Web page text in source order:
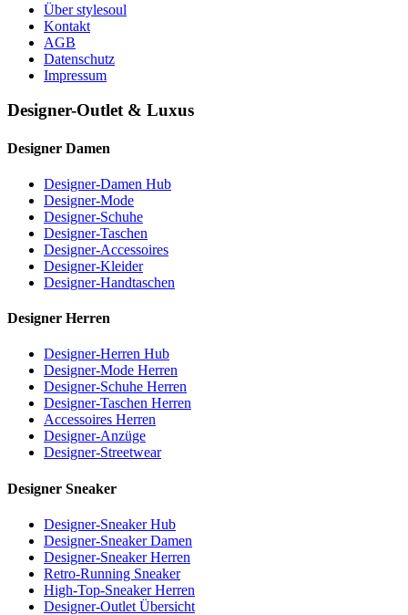
Über stylesoul
Kontakt
AGB
Datenschutz
Impressum
Designer-Outlet & Luxus
Designer Damen
Designer-Damen Hub
Designer-Mode
Designer-Schuhe
Designer-Taschen
Designer-Accessoires
Designer-Kleider
Designer-Handtaschen
Designer Herren
Designer-Herren Hub
Designer-Mode Herren
Designer-Schuhe Herren
Designer-Taschen Herren
Accessoires Herren
Designer-Anzüge
Designer-Streetwear
Designer Sneaker
Designer-Sneaker Hub
Designer-Sneaker Damen
Designer-Sneaker Herren
Retro-Running Sneaker
High-Top-Sneaker Herren
Designer-Outlet Übersicht